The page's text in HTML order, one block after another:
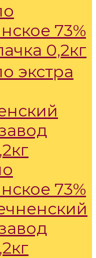
73%
0,2кг
экстра
73%